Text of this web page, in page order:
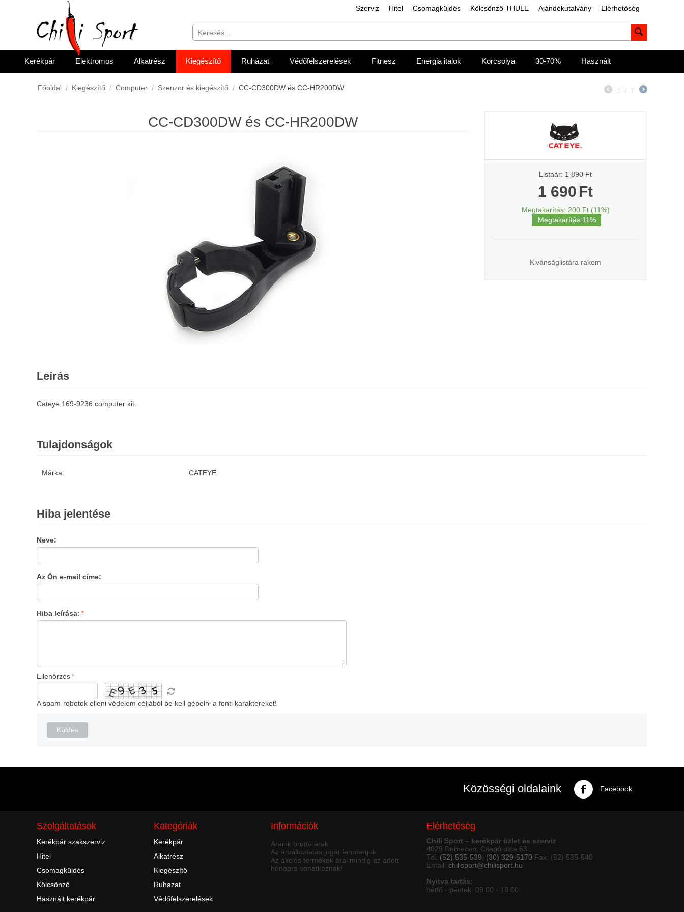
Szerviz Hitel Csomagküldés Kölcsönző THULE Ajándékutalvány Elérhetőség
Kerékpár Elektromos Alkatrész Kiegészítő Ruházat Védőfelszerelések Fitnesz Energia italok Korcsolya 30-70% Használt
Főoldal / Kiegészítő / Computer / Szenzor és kiegészítő / CC-CD300DW és CC-HR200DW 1 / 7
CC-CD300DW és CC-HR200DW
Listaár: 1 890 Ft
1 690 Ft
Megtakarítás: 200Ft (11%)
Megtakarítás 11%
Kivánságlistára rakom
Leírás
Cateye 169-9236 computer kit.
Tulajdonságok
Márka: CATEYE
Hiba jelentése
Neve:
Az Ön e-mail címe:
Hiba leírása:
Ellenőrzés
A spam-robotok elleni védelem céljából be kell gépelni a fenti karaktereket!
Küldés
Közösségi oldalaink Facebook
Szolgáltatások
Kerékpár szakszerviz
Hitel
Csomagküldés
Kölcsönző
Használt kerékpár
Kategóriák
Kerékpár
Alkatrész
Kiegészítő
Ruhazat
Védőfelszerelések
Információk
Áraink bruttó árak.
Az árváltoztatás jogát fenntartjuk.
Az akciós termékek árai mindig az adott
hónapra vonatkoznak!
Elérhetőség
Chili Sport – kerékpár üzlet és szerviz
4029 Debrecen, Csapó utca 63.
Tel: (52) 535-539 (30) 329-5170 Fax: (52) 535-540
Email: chilisport@chilisport.hu
Nyitva tartás:
hétfő - péntek: 09.00 - 18.00